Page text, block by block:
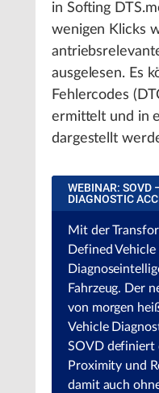
in Softing
wenigen Klicks
ausgelesen. Es
Fehlercodes
ermittelt und in
dargestellt
WEBINAR: SOVD
DIAGNOSTIC
Mit der
Defined
Fahrzeug. Der
von morgen
Vehicle
SOVD definiert
Proximity und
damit auch